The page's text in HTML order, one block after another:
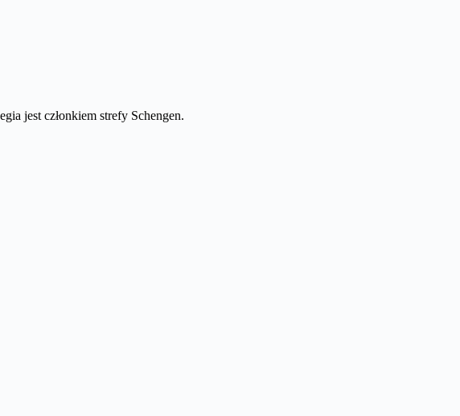
jest członkiem strefy Schengen.